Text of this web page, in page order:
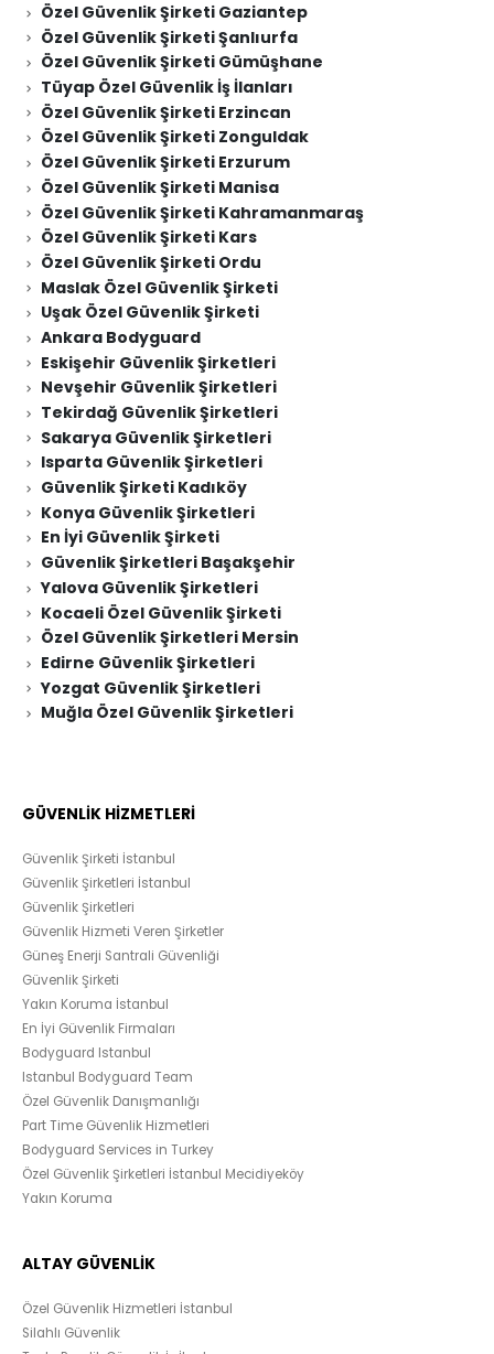
Özel Güvenlik Şirketi Gaziantep
Özel Güvenlik Şirketi Şanlıurfa
Özel Güvenlik Şirketi Gümüşhane
Tüyap Özel Güvenlik İş İlanları
Özel Güvenlik Şirketi Erzincan
Özel Güvenlik Şirketi Zonguldak
Özel Güvenlik Şirketi Erzurum
Özel Güvenlik Şirketi Manisa
Özel Güvenlik Şirketi Kahramanmaraş
Özel Güvenlik Şirketi Kars
Özel Güvenlik Şirketi Ordu
Maslak Özel Güvenlik Şirketi
Uşak Özel Güvenlik Şirketi
Ankara Bodyguard
Eskişehir Güvenlik Şirketleri
Nevşehir Güvenlik Şirketleri
Tekirdağ Güvenlik Şirketleri
Sakarya Güvenlik Şirketleri
Isparta Güvenlik Şirketleri
Güvenlik Şirketi Kadıköy
Konya Güvenlik Şirketleri
En İyi Güvenlik Şirketi
Güvenlik Şirketleri Başakşehir
Yalova Güvenlik Şirketleri
Kocaeli Özel Güvenlik Şirketi
Özel Güvenlik Şirketleri Mersin
Edirne Güvenlik Şirketleri
Yozgat Güvenlik Şirketleri
Muğla Özel Güvenlik Şirketleri
GÜVENLİK HİZMETLERİ
Güvenlik Şirketi İstanbul
Güvenlik Şirketleri İstanbul
Güvenlik Şirketleri
Güvenlik Hizmeti Veren Şirketler
Güneş Enerji Santrali Güvenliği
Güvenlik Şirketi
Yakın Koruma İstanbul
En İyi Güvenlik Firmaları
Bodyguard Istanbul
Istanbul Bodyguard Team
Özel Güvenlik Danışmanlığı
Part Time Güvenlik Hizmetleri
Bodyguard Services in Turkey
Özel Güvenlik Şirketleri İstanbul Mecidiyeköy
Yakın Koruma
ALTAY GÜVENLİK
Özel Güvenlik Hizmetleri İstanbul
Silahlı Güvenlik